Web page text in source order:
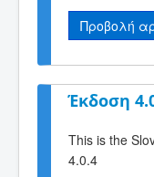
Προβολή
Έκδοση
This is the
4.0.4